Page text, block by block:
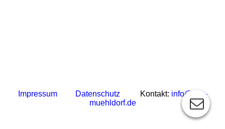
Impressum Datenschutz Kontakt: info@bsc-
muehldorf.de